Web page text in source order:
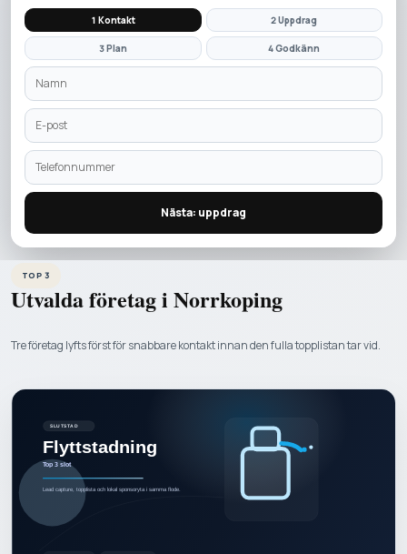
1 Kontakt 2 Uppdrag
3 Plan 4 Godkänn
Nästa: uppdrag
TOP 3
Utvalda företag i Norrkoping
Tre företag lyfts först för snabbare kontakt innan den fulla topplistan tar vid.